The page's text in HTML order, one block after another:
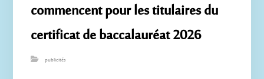
commencent pour les titulaires du
certificat de baccalauréat 2026
publicités